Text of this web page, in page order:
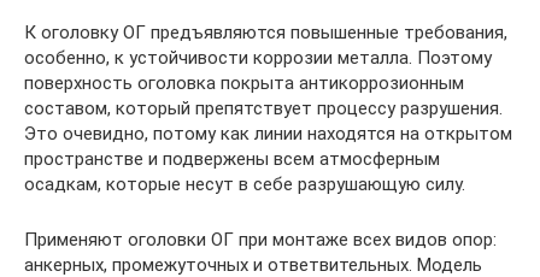
К оголовку ОГ предъявляются повышенные требования,
особенно, к устойчивости коррозии металла. Поэтому
поверхность оголовка покрыта антикоррозионным
составом, который препятствует процессу разрушения.
Это очевидно, потому как линии находятся на открытом
пространстве и подвержены всем атмосферным
осадкам, которые несут в себе разрушающую силу.
Применяют оголовки ОГ при монтаже всех видов опор:
анкерных, промежуточных и ответвительных. Модель